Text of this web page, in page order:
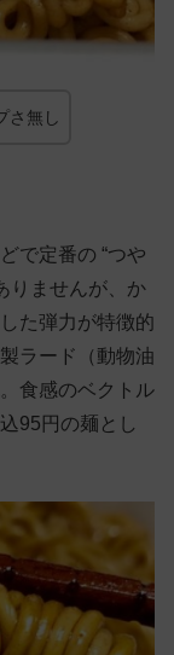
さ無し
で定番の “つや
りませんが、か
た弾力が特徴的
ラード（動物油
食感のベクトル
95円の麺とし